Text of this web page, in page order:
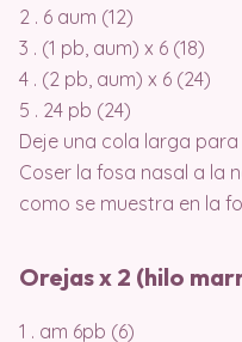
2 . 6 aum (12)
3 . (1 pb, aum) x 6 (18)
4 . (2 pb, aum) x 6 (24)
5 . 24 pb (24)
Deje una cola larga
Coser la fosa nasal a la
como se muestra en la
Orejas x 2 (hilo
1 . am 6pb (6)